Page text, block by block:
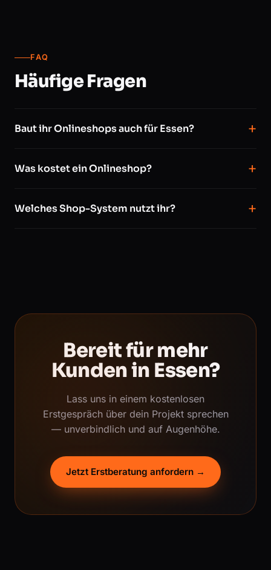
FAQ
Häufige Fragen
Baut ihr Onlineshops auch für Essen?
Was kostet ein Onlineshop?
Welches Shop-System nutzt ihr?
Bereit für mehr
Kunden in Essen?
Lass uns in einem kostenlosen
Erstgespräch über dein Projekt sprechen
— unverbindlich und auf Augenhöhe.
Jetzt Erstberatung anfordern →